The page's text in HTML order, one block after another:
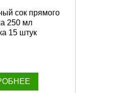
сок прямого
250 мл
15 штук